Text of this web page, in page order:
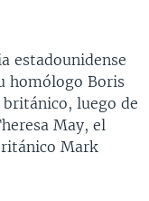
estadounidense
homólogo Boris
luego de
May, el
Mark